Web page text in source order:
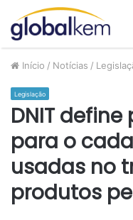
Início / Notícias /
Legislação
DNIT
para o
usadas no
produtos